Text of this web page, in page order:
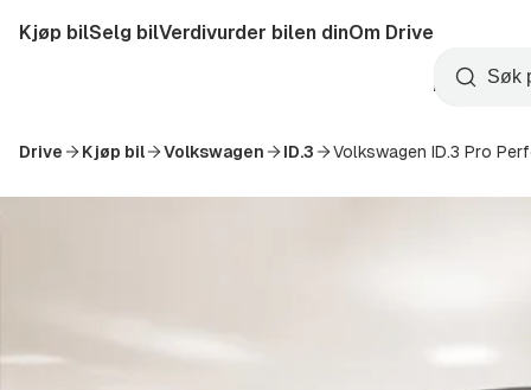
til
Startside
Kjøp bilSelg bilVerdivurder bilen dinOm Drive
Opprett
konto
Søk
Drive Kjøp bil Volkswagen ID.3 Volkswagen ID.3 Pro